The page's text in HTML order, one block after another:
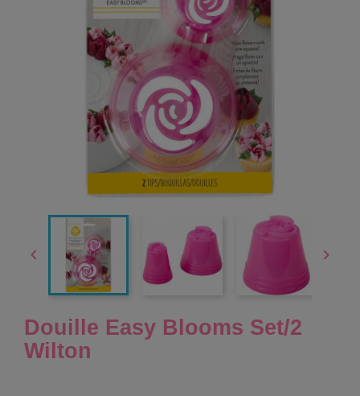
 
Douille Easy Blooms Set/2
Wilton